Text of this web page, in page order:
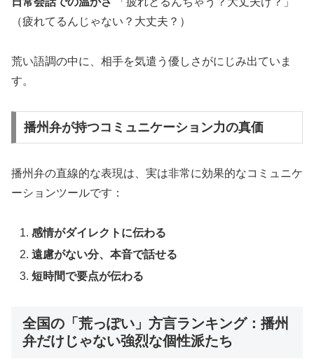
（疲れてるんじゃない？大丈夫？）
荒い語調の中に、相手を気遣う優しさがにじみ出ていま
す。
播州弁が持つコミュニケーション力の真価
播州弁の直線的な表現は、実は非常に効果的なコミュニケ
ーションツールです：
感情がダイレクトに伝わる
遠慮がない分、本音で話せる
短時間で要点が伝わる
全国の「荒っぽい」方言ランキング：播州
弁だけじゃない強烈な個性派たち